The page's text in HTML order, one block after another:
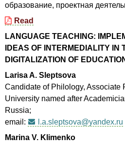
образование, проектная
Read
LANGUAGE TEACHING:
IDEAS OF INTERMEDIALITY IN
DIGITALIZATION OF
Larisa A. Sleptsova
Candidate of Philology, Associate
University named after
Russia;
email:
l.a.sleptsova@yandex.ru
Marina V. Klimenko